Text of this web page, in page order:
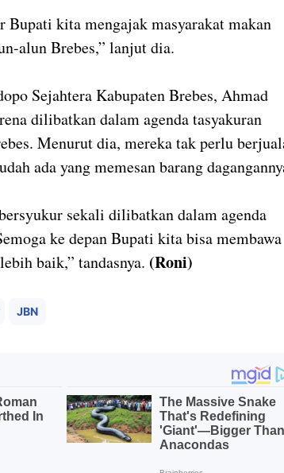
Bupati kita mengajak masyarakat makan
alun Brebes,” lanjut dia.
Sejahtera Kabupaten Brebes, Ahmad
dilibatkan dalam agenda tasyakuran
Menurut dia, mereka tak perlu
ada yang memesan barang
sekali dilibatkan dalam agenda
ke depan Bupati kita bisa membawa
baik,” tandasnya. (Roni)
JBN